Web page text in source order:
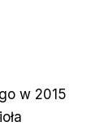
w 2015